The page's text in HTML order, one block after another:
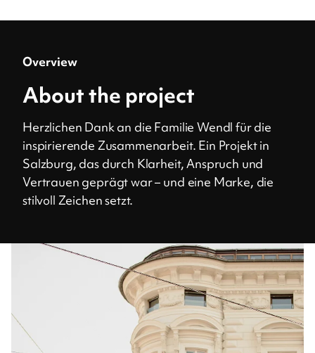
Overview
About the project
Herzlichen Dank an die Familie Wendl für die
inspirierende Zusammenarbeit. Ein Projekt in
Salzburg, das durch Klarheit, Anspruch und
Vertrauen geprägt war – und eine Marke, die
stilvoll Zeichen setzt.